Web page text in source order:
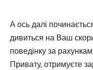
А ось далі
дивиться на Ваш
поведінку за
Привату, отримуєте